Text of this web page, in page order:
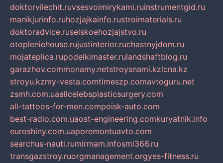
doktorvilechit.ruvsesvoimirykami.ruinstrumentgid.ru
manikjurinfo.ruhozjajkainfo.rustroimaterials.ru
doktoradvice.ruselskoehozjajstvo.ru
otopleniehouse.rujustinterior.ruchastnyjdom.ru
mojateplica.rupodelkimaster.rulandshaftblog.ru
garazhov.commonamy.netstroysnami.kzlcna.kz
stroyu.kzmy-vesta.comtimeszp.comavtoguru.net
zsmh.com.uaallcelebsplasticsurgery.com
all-tattoos-for-men.compoisk-auto.com
best-radio.com.uaost-engineering.comkuryatnik.info
euroshiny.com.uaporemontuavto.com
searchus-nauti.rumirmam.infosmi366.ru
transgazstroy.ruorgmanagement.orgyes-fitness.ru